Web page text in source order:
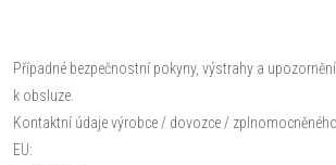
Případné bezpečnostní pokyny, výstrahy a
k obsluze.
Kontaktní údaje výrobce / dovozce /
EU: